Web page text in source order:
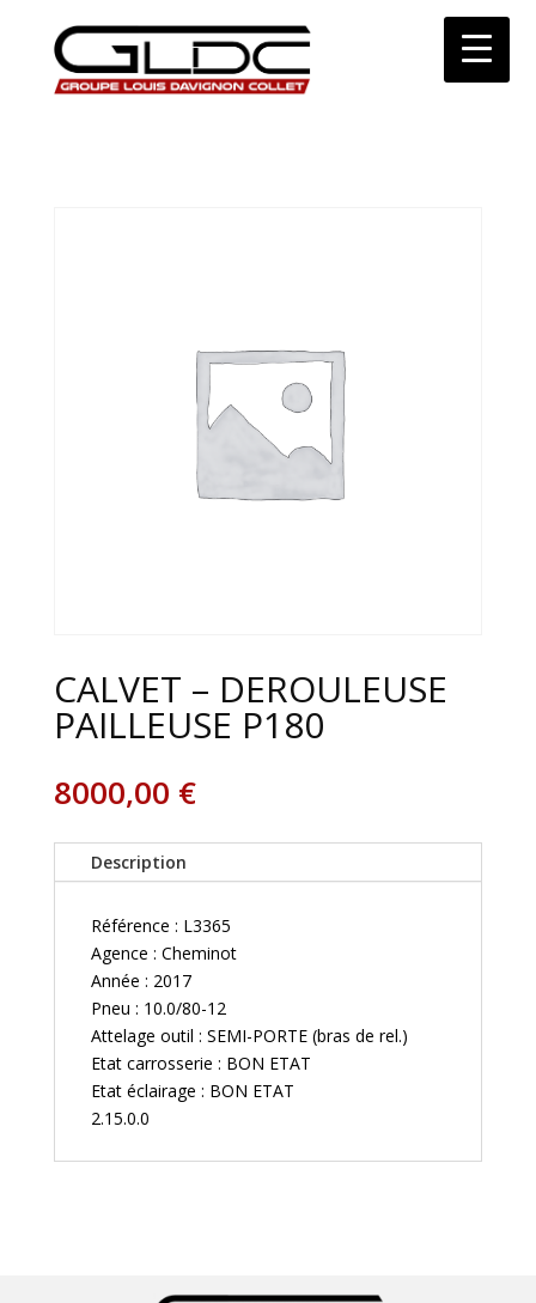
CALVET – DEROULEUSE
PAILLEUSE P180
8000,00 €
Description
Référence : L3365
Agence : Cheminot
Année : 2017
Pneu : 10.0/80-12
Attelage outil : SEMI-PORTE (bras de rel.)
Etat carrosserie : BON ETAT
Etat éclairage : BON ETAT
2.15.0.0